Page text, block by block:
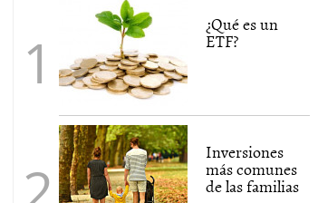
¿Qué es un
ETF?
Inversiones
más comunes
de las familias